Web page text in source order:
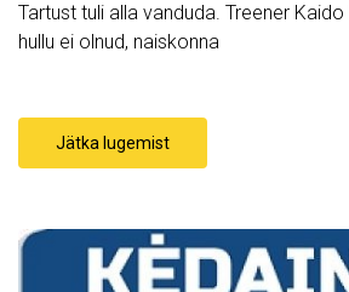
Tartust tuli alla vanduda. Treener
hullu ei olnud, naiskonna
Jätka lugemist